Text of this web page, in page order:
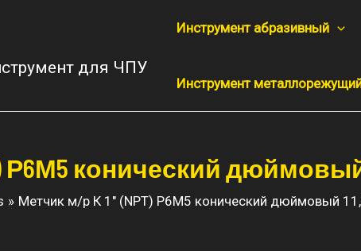
для ЧПУ
Инструмент абразивный
Инструмент
Р6М5 конический
Метчик м/р К 1″ (NPT) Р6М5 конический дюймовый